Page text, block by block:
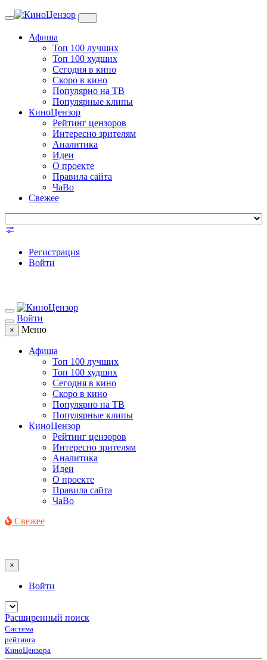
Toggle
Афиша
Топ 100 лучших
Топ 100 худших
Сегодня в кино
Скоро в кино
Популярно на ТВ
Популярные клипы
КиноЦензор
Рейтинг цензоров
Интересно зрителям
Аналитика
Идеи
О проекте
Правила сайта
ЧаВо
Свежее
Регистрация
Войти
Войти
× Меню
Афиша
Топ 100 лучших
Топ 100 худших
Сегодня в кино
Скоро в кино
Популярно на ТВ
Популярные клипы
КиноЦензор
Рейтинг цензоров
Интересно зрителям
Аналитика
Идеи
О проекте
Правила сайта
ЧаВо
Свежее
×
Войти
Расширенный поиск
Система
рейтинга
КиноЦензора